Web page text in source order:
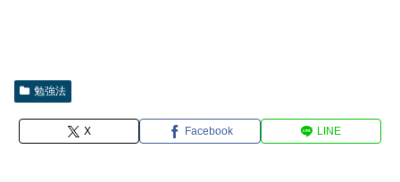
勉強法
X Facebook LINE